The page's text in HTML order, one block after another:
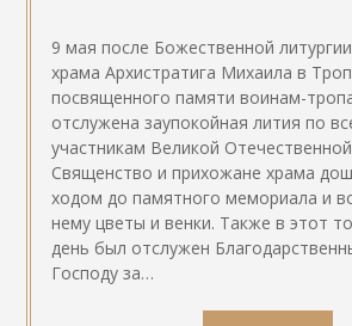
9 мая после Божественной
храма Архистратига Михаила в
посвященного памяти воинам-
отслужена заупокойная лития по
участникам Великой
Священство и прихожане храма
ходом до памятного мемориала и
нему цветы и венки. Также в этот
день был отслужен
Господу за…